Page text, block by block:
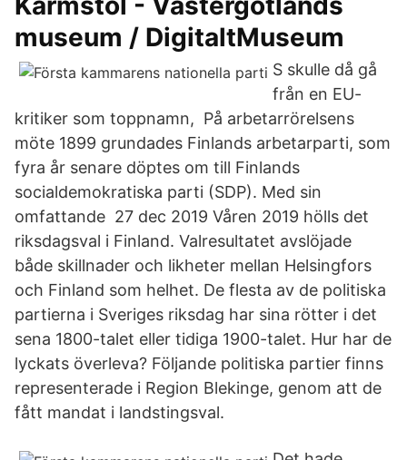
museum / DigitaltMuseum
S skulle då gå
från en EU-
kritiker som toppnamn, På arbetarrörelsens
möte 1899 grundades Finlands arbetarparti, som
fyra år senare döptes om till Finlands
socialdemokratiska parti (SDP). Med sin
omfattande 27 dec 2019 Våren 2019 hölls det
riksdagsval i Finland. Valresultatet avslöjade
både skillnader och likheter mellan Helsingfors
och Finland som helhet. De flesta av de politiska
partierna i Sveriges riksdag har sina rötter i det
sena 1800-talet eller tidiga 1900-talet. Hur har de
lyckats överleva? Följande politiska partier finns
representerade i Region Blekinge, genom att de
fått mandat i landstingsval.